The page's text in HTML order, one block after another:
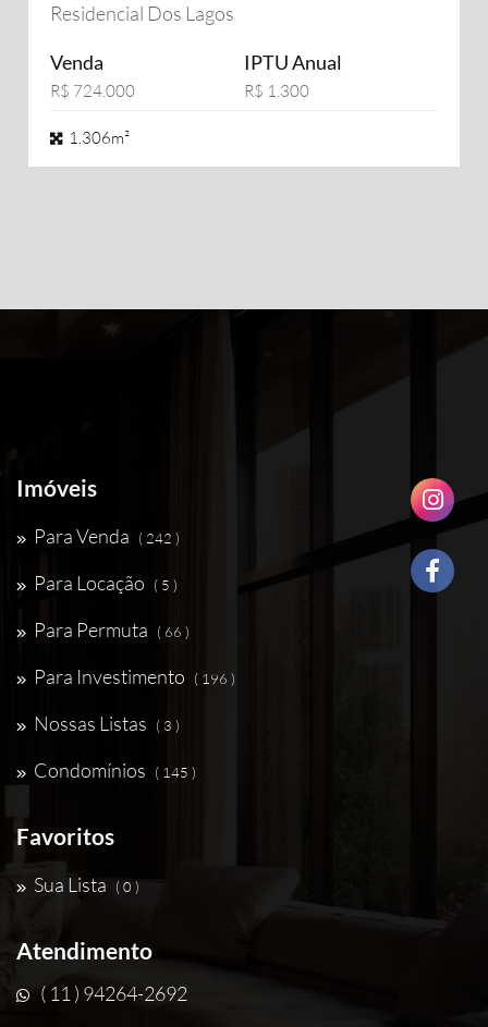
Residencial Dos Lagos
Venda
R$ 724.000
IPTU Anual
R$ 1.300
1.306m²
Imóveis
Para Venda ( 242 )
Para Locação ( 5 )
Para Permuta ( 66 )
Para Investimento ( 196 )
Nossas Listas ( 3 )
Condomínios ( 145 )
Favoritos
Sua Lista ( 0 )
Atendimento
( 11 ) 94264-2692